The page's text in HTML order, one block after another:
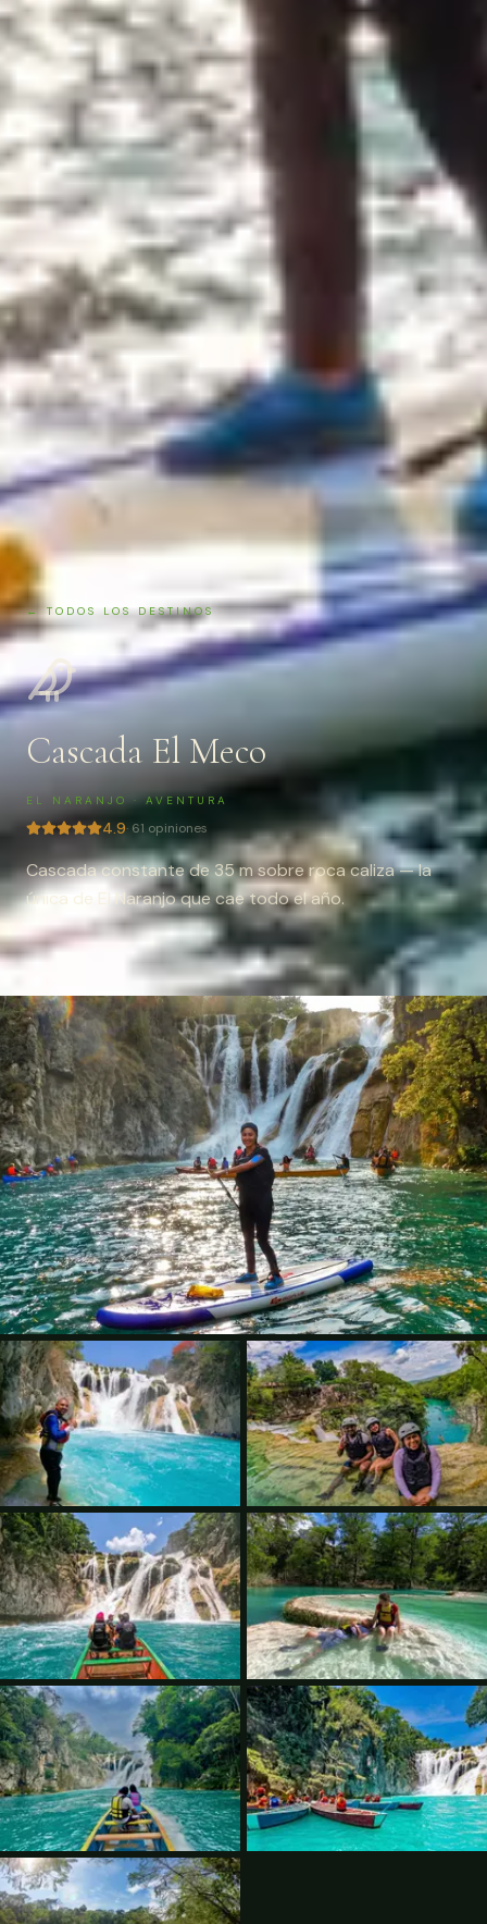
← TODOS LOS DESTINOS
Cascada El Meco
EL NARANJO ·AVENTURA
4.9· 61 opiniones
Cascada constante de 35 m sobre roca caliza — la
única de El Naranjo que cae todo el año.